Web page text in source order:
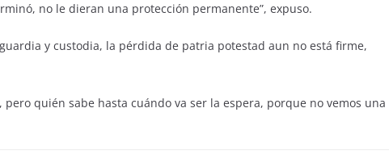
no le dieran una protección permanente”, expuso.
y custodia, la pérdida de patria potestad aun no está firme,
pero quién sabe hasta cuándo va ser la espera, porque no vemos una